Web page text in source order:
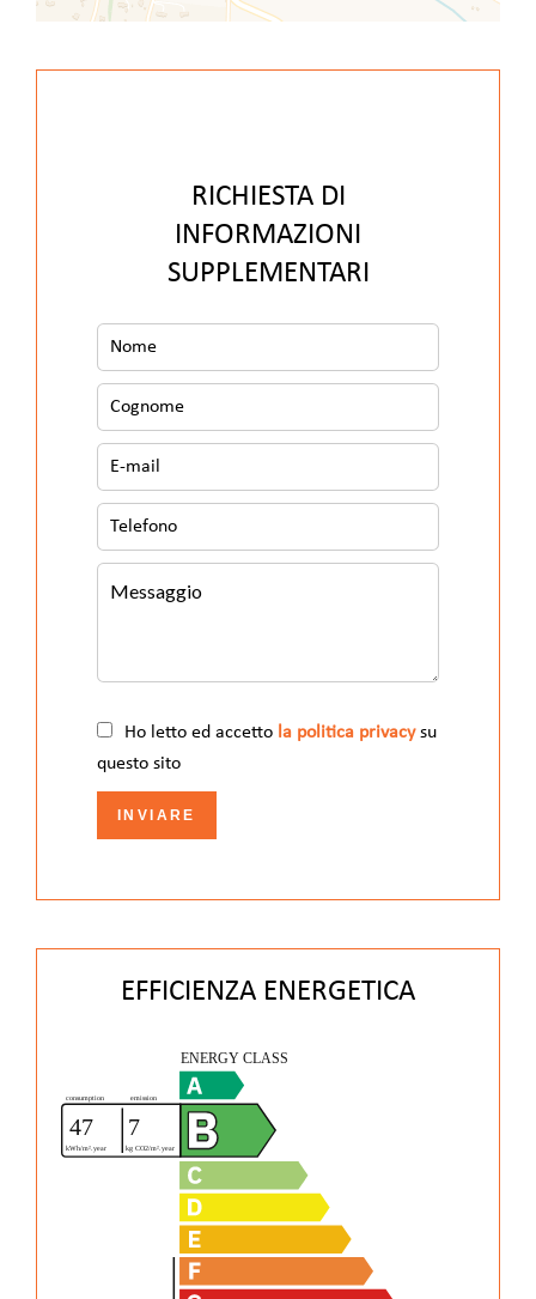
RICHIESTA DI
INFORMAZIONI
SUPPLEMENTARI
Ho letto ed accetto la politica privacysu
questo sito
INVIARE
EFFICIENZA ENERGETICA